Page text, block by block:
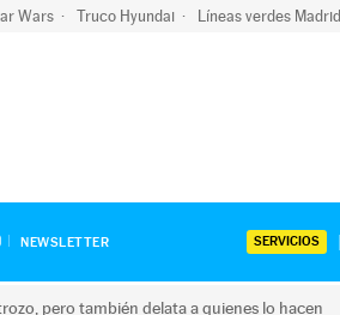
Wars Truco Hyundai Líneas verdes Madrid
NEWSLETTER SERVICIOS
pero también delata a quienes lo hacen